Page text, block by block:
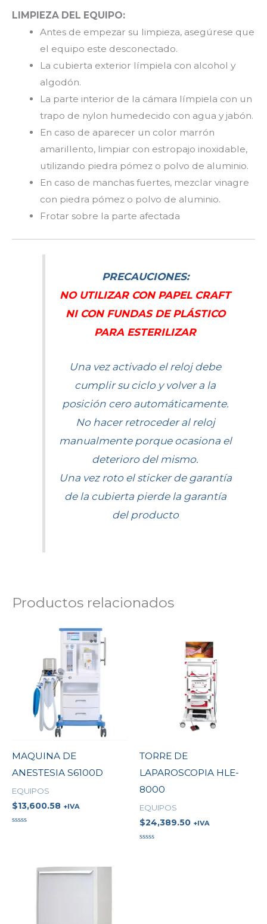
LIMPIEZA DEL EQUIPO:
Antes de empezar su limpieza, asegúrese que
el equipo este desconectado.
La cubierta exterior límpiela con alcohol y
algodón.
La parte interior de la cámara límpiela con un
trapo de nylon humedecido con agua y jabón.
En caso de aparecer un color marrón
amarillento, limpiar con estropajo inoxidable,
utilizando piedra pómez o polvo de aluminio.
En caso de manchas fuertes, mezclar vinagre
con piedra pómez o polvo de aluminio.
Frotar sobre la parte afectada
PRECAUCIONES:
NO UTILIZAR CON PAPEL CRAFT
NI CON FUNDAS DE PLÁSTICO
PARA ESTERILIZAR
Una vez activado el reloj debe
cumplir su ciclo y volver a la
posición cero automáticamente.
No hacer retroceder al reloj
manualmente porque ocasiona el
deterioro del mismo.
Una vez roto el sticker de garantía
de la cubierta pierde la garantía
del producto
Productos relacionados
MAQUINA DE
ANESTESIA S6100D
EQUIPOS
$13,600.58 +IVA
TORRE DE
LAPAROSCOPIA HLE-
8000
EQUIPOS
$24,389.50 +IVA